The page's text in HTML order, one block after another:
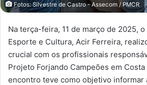
Fotos: Silvestre de Castro - Assecom / PMCR
Na terça-feira, 11 de março de 2025,
Esporte e Cultura, Acir Ferreira,
crucial com os profissionais
Projeto Forjando Campeões em Costa
encontro teve como objetivo informar